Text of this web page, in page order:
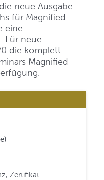
neue Ausgabe
für Magnified
eine
Für neue
die komplett
Magnified
Zertifikat